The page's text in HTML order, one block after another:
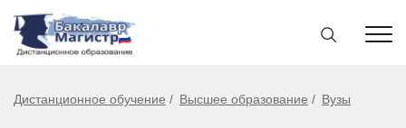
Дистанционное обучение Высшее образование Вузы